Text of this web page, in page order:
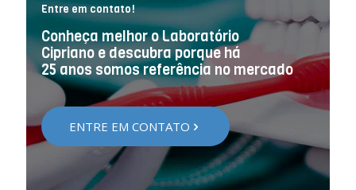
Entre em contato!
Conheça melhor o Laboratório
Cipriano e descubra porque há
25 anos somos referência no mercado
ENTRE EM CONTATO